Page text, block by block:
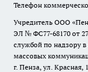
Телефон
Учредитель ООО
ЭЛ № ФС77-68170 от
службой по надзору
массовых
г. Пенза, ул. Красная,